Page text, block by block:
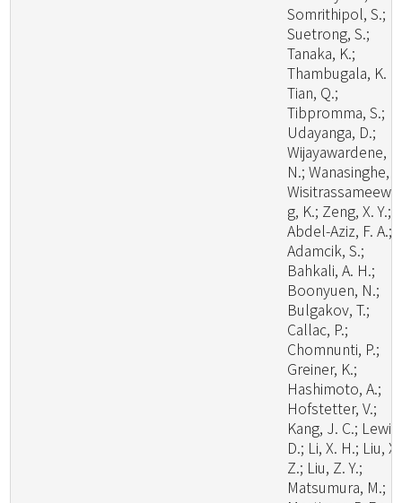
Somrithipol, S.;
Suetrong, S.;
Tanaka, K.;
Thambugala, K.
Tian, Q.;
Tibpromma, S.;
Udayanga, D.;
Wijayawardene,
N.; Wanasinghe,
g, K.; Zeng, X. Y.;
Abdel-Aziz, F. A.;
Adamcik, S.;
Bahkali, A. H.;
Boonyuen, N.;
Bulgakov, T.;
Callac, P.;
Chomnunti, P.;
Greiner, K.;
Hashimoto, A.;
Hofstetter, V.;
Kang, J. C.; Lewis,
D.; Li, X. H.; Liu, X.
Z.; Liu, Z. Y.;
Matsumura, M.;